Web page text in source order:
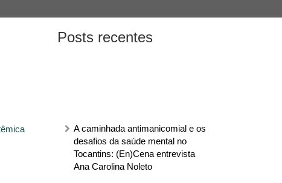
Posts recentes
A caminhada antimanicomial e os
desafios da saúde mental no
Tocantins: (En)Cena entrevista
Ana Carolina Noleto